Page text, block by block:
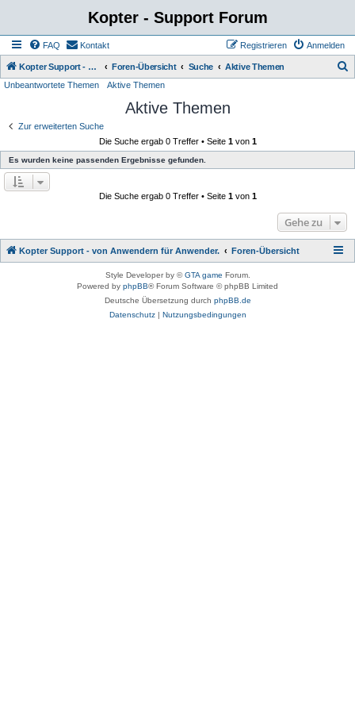
Kopter - Support Forum
FAQ Kontakt Anmelden
Registrieren
Kopter Support - von Anwendern für Anwender. Foren-Übersicht Suche Aktive Themen
Unbeantwortete Themen Aktive Themen
Aktive Themen
Zur erweiterten Suche
Die Suche ergab 0 Treffer • Seite 1von 1
Es wurden keine passenden Ergebnisse gefunden.
Die Suche ergab 0 Treffer • Seite 1von 1
Gehe zu
Kopter Support - von Anwendern für Anwender. Foren-Übersicht
Style Developer by ©GTA game Forum.
Powered by phpBB® Forum Software © phpBB Limited
Deutsche Übersetzung durch phpBB.de
Datenschutz| Nutzungsbedingungen